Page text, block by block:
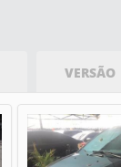
VERSÃO